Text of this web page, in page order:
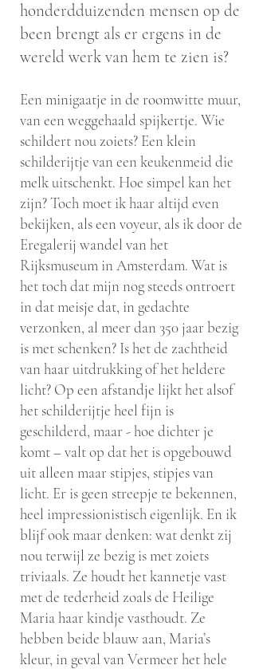
honderdduizenden mensen op de
been brengt als er ergens in de
wereld werk van hem te zien is?
Een minigaatje in de roomwitte muur,
van een weggehaald spijkertje. Wie
schildert nou zoiets? Een klein
schilderijtje van een keukenmeid die
melk uitschenkt. Hoe simpel kan het
zijn? Toch moet ik haar altijd even
bekijken, als een voyeur, als ik door de
Eregalerij wandel van het
Rijksmuseum in Amsterdam. Wat is
het toch dat mijn nog steeds ontroert
in dat meisje dat, in gedachte
verzonken, al meer dan 350 jaar bezig
is met schenken? Is het de zachtheid
van haar uitdrukking of het heldere
licht? Op een afstandje lijkt het alsof
het schilderijtje heel fijn is
geschilderd, maar - hoe dichter je
komt – valt op dat het is opgebouwd
uit alleen maar stipjes, stipjes van
licht. Er is geen streepje te bekennen,
heel impressionistisch eigenlijk. En ik
blijf ook maar denken: wat denkt zij
nou terwijl ze bezig is met zoiets
triviaals. Ze houdt het kannetje vast
met de tederheid zoals de Heilige
Maria haar kindje vasthoudt. Ze
hebben beide blauw aan, Maria’s
kleur, in geval van Vermeer het hele